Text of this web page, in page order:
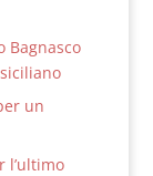
Bagnasco
un
l’ultimo